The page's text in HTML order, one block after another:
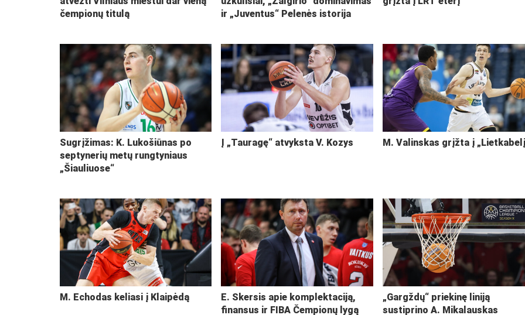
čempionų titulą
ir „Juventus“ Pelenės istorija
Sugrįžimas: K. Lukošiūnas po
septynerių metų rungtyniaus
„Šiauliuose“
Į „Tauragę“ atvyksta V. Kozys M. Valinskas grįžta į
M. Echodas keliasi į Klaipėdą
E. Skersis apie komplektaciją,
finansus ir FIBA Čempionų lygą
„Gargždų“ priekinę liniją
sustiprino A. Mikalauskas